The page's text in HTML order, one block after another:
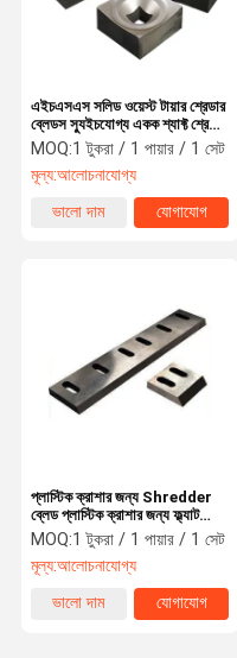
কারখানা ভ্রমণ মান নিয়ন্ত্রণ
এইচএসএস সলিড ওয়েস্ট টায়ার শ্রেডার
ব্লেডস স্যুইচযোগ্য একক শ্যাফ্ট শ্রেডার
ব্লেডস
MOQ:1 টুকরা / 1 পায়ার / 1 সেট
মূল্য:আলোচনাযোগ্য
ভালো দাম
যোগাযোগ
প্লাস্টিক ক্রাশার জন্য Shredder
ব্লেড প্লাস্টিক ক্রাশার জন্য ফ্ল্যাট
ব্লেড ব্লেড
MOQ:1 টুকরা / 1 পায়ার / 1 সেট
মূল্য:আলোচনাযোগ্য
ভালো দাম
যোগাযোগ